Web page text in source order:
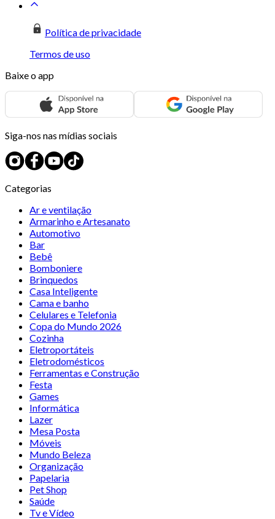
Política de privacidade
Termos de uso
Baixe o app
Siga-nos nas mídias sociais
Categorias
Ar e ventilação
Armarinho e Artesanato
Automotivo
Bar
Bebê
Bomboniere
Brinquedos
Casa Inteligente
Cama e banho
Celulares e Telefonia
Copa do Mundo 2026
Cozinha
Eletroportáteis
Eletrodomésticos
Ferramentas e Construção
Festa
Games
Informática
Lazer
Mesa Posta
Móveis
Mundo Beleza
Organização
Papelaria
Pet Shop
Saúde
Tv e Vídeo